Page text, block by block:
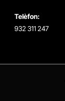
Telèfon:
932 311 247